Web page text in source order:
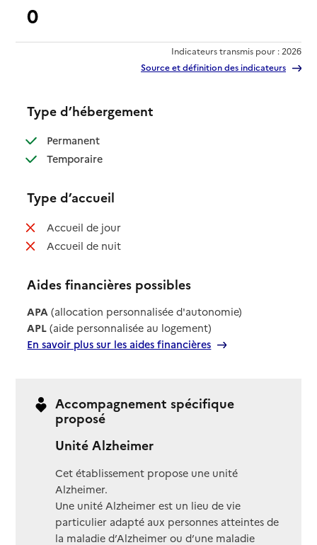
0
Indicateurs transmis pour : 2026
Source et définition des indicateurs
Type d’hébergement
Permanent: disponible
Temporaire: disponible
Type d’accueil
Accueil de jour: non disponible
Accueil de nuit: non disponible
Aides financières possibles
APA (allocation personnalisée d'autonomie)
APL (aide personnalisée au logement)
En savoir plus sur les aides financières
Accompagnement spécifique
proposé
Unité Alzheimer
Cet établissement propose une unité
Alzheimer.
Une unité Alzheimer est un lieu de vie
particulier adapté aux personnes atteintes de
la maladie d’Alzheimer ou d’une maladie